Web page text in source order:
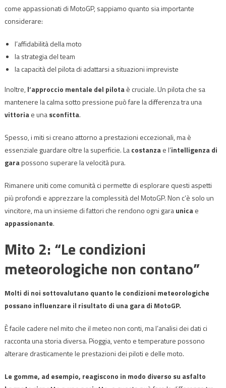
come appassionati di MotoGP, sappiamo quanto sia importante
considerare:
l’affidabilità della moto
la strategia del team
la capacità del pilota di adattarsi a situazioni impreviste
Inoltre,l’approccio mentale del pilotaè cruciale. Un pilota che sa
mantenere la calma sotto pressione può fare la differenza tra una
vittoriae unasconfitta.
Spesso, i miti si creano attorno a prestazioni eccezionali, ma è
essenziale guardare oltre la superficie. Lacostanzae l’intelligenza di
garapossono superare la velocità pura.
Rimanere uniti come comunità ci permette di esplorare questi aspetti
più profondi e apprezzare la complessità del MotoGP. Non c’è solo un
vincitore, ma un insieme di fattori che rendono ogni garaunicae
appassionante.
Mito 2: “Le condizioni
meteorologiche non contano”
Molti di noi sottovalutano quanto le condizioni meteorologiche
possano influenzare il risultato di una gara di MotoGP.
È facile cadere nel mito che il meteo non conti, ma l’analisi dei dati ci
racconta una storia diversa. Pioggia, vento e temperature possono
alterare drasticamente le prestazioni dei piloti e delle moto.
Le gomme, ad esempio, reagiscono in modo diverso su asfalto